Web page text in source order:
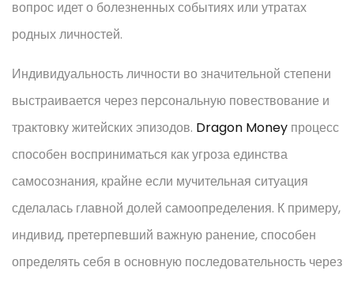
вопрос идет о болезненных событиях или утратах
родных личностей.
Индивидуальность личности во значительной степени
выстраивается через персональную повествование и
трактовку житейских эпизодов. Dragon Money процесс
способен восприниматься как угроза единства
самосознания, крайне если мучительная ситуация
сделалась главной долей самоопределения. К примеру,
индивид, претерпевший важную ранение, способен
определять себя в основную последовательность через